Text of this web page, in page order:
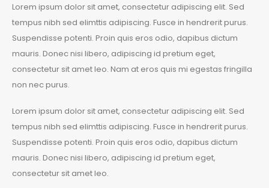
Lorem ipsum dolor sit amet, consectetur adipiscing elit. Sed
tempus nibh sed elimttis adipiscing. Fusce in hendrerit purus.
Suspendisse potenti. Proin quis eros odio, dapibus dictum
mauris. Donec nisi libero, adipiscing id pretium eget,
consectetur sit amet leo. Nam at eros quis mi egestas fringilla
non nec purus.
Lorem ipsum dolor sit amet, consectetur adipiscing elit. Sed
tempus nibh sed elimttis adipiscing. Fusce in hendrerit purus.
Suspendisse potenti. Proin quis eros odio, dapibus dictum
mauris. Donec nisi libero, adipiscing id pretium eget,
consectetur sit amet leo.